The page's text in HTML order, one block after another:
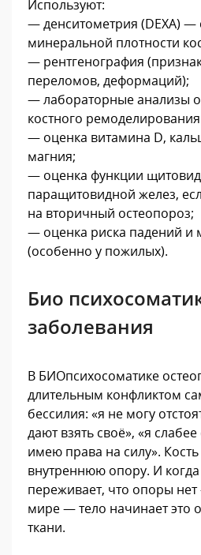
Используют:
— денситометрия (DEXA) —
минеральной плотности
— рентгенография
переломов, деформаций);
— лабораторные анализы
костного
— оценка витамина D,
магния;
— оценка функции
паращитовидной желез,
на вторичный остеопороз;
— оценка риска падений и
(особенно у пожилых).
Био
заболевания
В БИОпсихосоматике
длительным конфликтом
бессилия: «я не могу
дают взять своё», «я
имею права на силу».
внутреннюю опору. И
переживает, что опоры
мире — тело начинает это
ткани.